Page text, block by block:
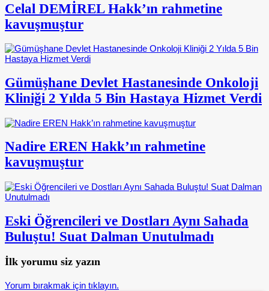
Celal DEMİREL Hakk’ın rahmetine
kavuşmuştur
Gümüşhane Devlet Hastanesinde Onkoloji
Kliniği 2 Yılda 5 Bin Hastaya Hizmet Verdi
Nadire EREN Hakk’ın rahmetine
kavuşmuştur
Eski Öğrencileri ve Dostları Aynı Sahada
Buluştu! Suat Dalman Unutulmadı
İlk yorumu siz yazın
Yorum bırakmak için tıklayın.